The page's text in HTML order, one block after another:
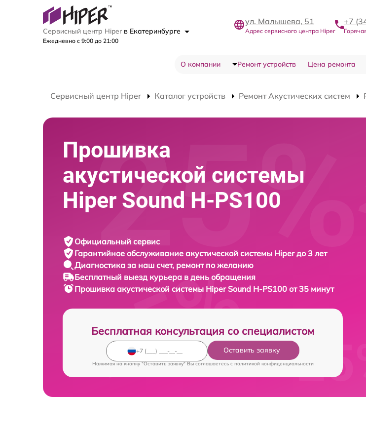
Сервисный центр Hiper в Екатеринбурге
Ежедневно с 9:00 до 21:00
ул. Малышева, 51
Адрес сервисного центра Hiper
+7
О компании Ремонт устройств Цена ремонта
Сервисный центр Hiper Каталог устройств Ремонт Акустических систем
Прошивка
акустической системы
Hiper Sound H-PS100
Официальный сервис
Гарантийное обслуживание акустической системы Hiper до 3 лет
Диагностика за наш счет, ремонт по желанию
Бесплатный выезд курьера в день обращения
Прошивка акустической системы Hiper Sound H-PS100 от 35 минут
Бесплатная консультация со специалистом
Оставить заявку
Нажимая на кнопку "Оставить заявку" Вы соглашаетесь c политикой конфиденциальности